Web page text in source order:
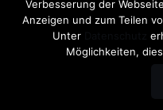
Copyright © 2026
TechFieber Blog
Verbesserung der
Anzeigen und zum Teilen
Unter
Möglichkeiten,